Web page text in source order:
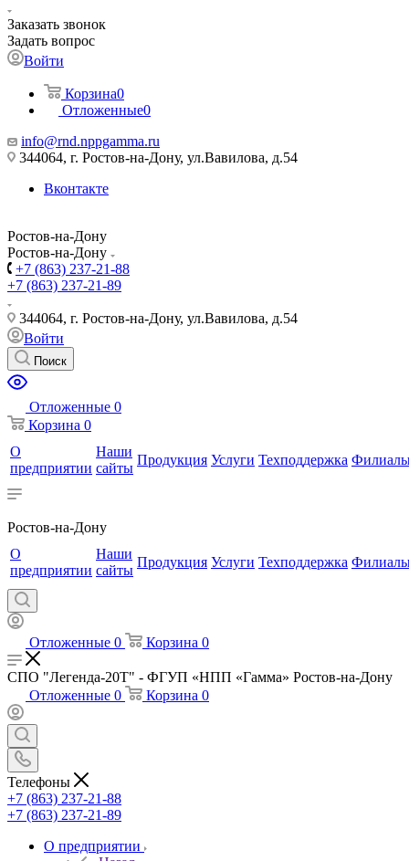
Заказать звонок
Задать вопрос
Войти
Корзина0
Отложенные0
info@rnd.nppgamma.ru
344064, г. Ростов-на-Дону, ул.Вавилова, д.54
Вконтакте
Ростов-на-Дону
Ростов-на-Дону
+7 (863) 237-21-88
+7 (863) 237-21-89
344064, г. Ростов-на-Дону, ул.Вавилова, д.54
Войти
Поиск
Отложенные 0
Корзина 0
О
предприятии
Наши
сайты
Продукция Услуги Техподдержка
Ростов-на-Дону
О
предприятии
Наши
сайты
Продукция Услуги Техподдержка
Отложенные 0 Корзина 0
СПО "Легенда-20Т" - ФГУП «НПП «Гамма» Ростов-на-Дону
Отложенные 0 Корзина 0
Телефоны
+7 (863) 237-21-88
+7 (863) 237-21-89
О предприятии